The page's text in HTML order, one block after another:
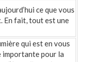
ce que vous
En fait, tout est une
qui est en vous
pour la